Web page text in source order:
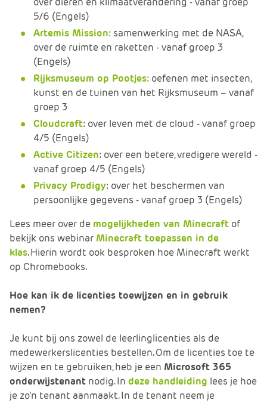
5/6 (Engels)
Artemis Mission: samenwerking met de NASA,
over de ruimte en raketten - vanaf groep 3
(Engels)
Rijksmuseum op Pootjes: oefenen met insecten,
kunst en de tuinen van het Rijksmuseum – vanaf
groep 3
Cloudcraft: over leven met de cloud - vanaf groep
4/5 (Engels)
Active Citizen: over een betere, vredigere wereld -
vanaf groep 4/5 (Engels)
Privacy Prodigy: over het beschermen van
persoonlijke gegevens - vanaf groep 3 (Engels)
Lees meer over de mogelijkheden van Minecraft of
bekijk ons webinar Minecraft toepassen in de
klas. Hierin wordt ook besproken hoe Minecraft werkt
op Chromebooks.
Hoe kan ik de licenties toewijzen en in gebruik
nemen?
Je kunt bij ons zowel de leerlinglicenties als de
medewerkerslicenties bestellen. Om de licenties toe te
wijzen en te gebruiken, heb je een Microsoft 365
onderwijstenant nodig. In deze handleiding lees je hoe
je zo’n tenant aanmaakt. In de tenant neem je